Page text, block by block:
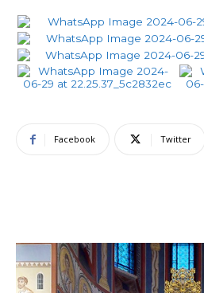
Facebook Twitter